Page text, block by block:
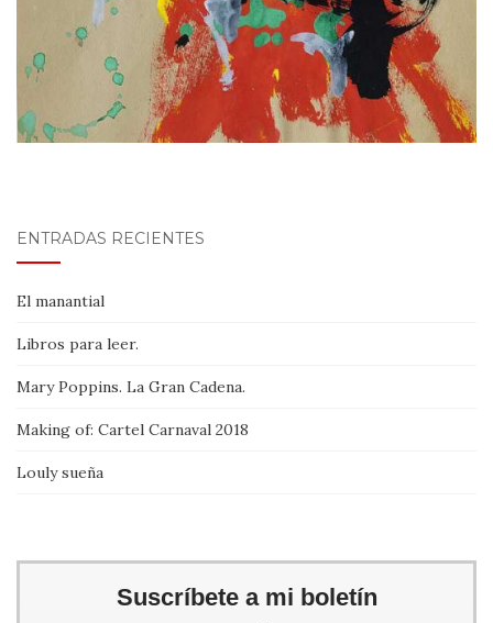
ENTRADAS RECIENTES
El manantial
Libros para leer.
Mary Poppins. La Gran Cadena.
Making of: Cartel Carnaval 2018
Louly sueña
Suscríbete a mi boletín